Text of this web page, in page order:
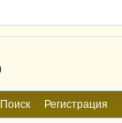
Поиск Регистрация